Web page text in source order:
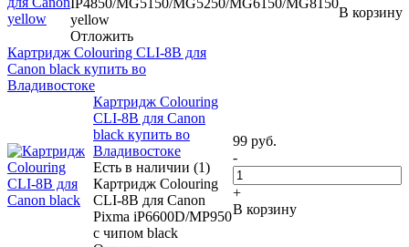
yellow
Отложить
В корзину
Картридж Colouring CLI-8B для
Canon black купить во
Владивостоке
Картридж Colouring
CLI-8B для Canon
black купить во
Владивостоке
Есть в наличии (1)
Картридж Colouring
CLI-8B для Canon
Pixma iP6600D/MP950
с чипом black
99 руб.
-
+
В корзину